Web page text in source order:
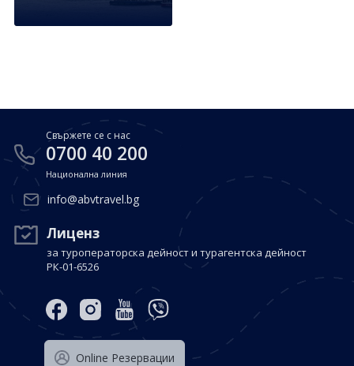
Почивки в Доминиканска република
Почивки в Дубай
Почивка в Мексико
Вход за агенти
Оnline Резервации
0700 40 200
Свържете се с нас
0700 40 200
Национална линия
info@abvtravel.bg
Лиценз
за туроператорска дейност и турагентска дейност
РК-01-6526
Оnline Резервации